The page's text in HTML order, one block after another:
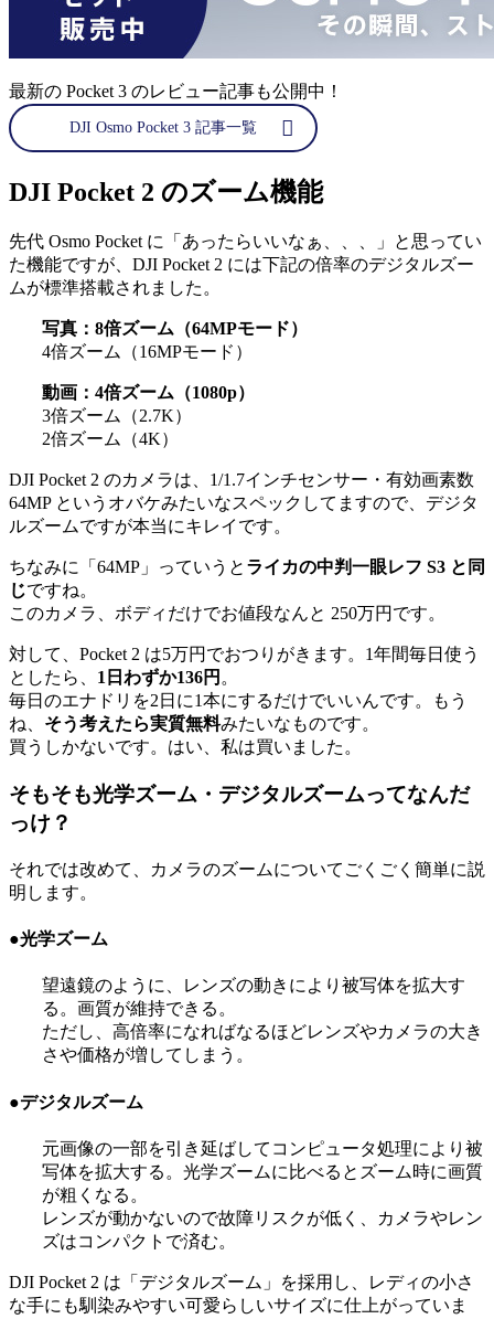
最新の Pocket 3 のレビュー記事も公開中！
DJI Osmo Pocket 3 記事一覧
DJI Pocket 2 のズーム機能
先代 Osmo Pocket に「あったらいいなぁ、、、」と思ってい
た機能ですが、DJI Pocket 2 には下記の倍率のデジタルズー
ムが標準搭載されました。
写真：8倍ズーム（64MPモード）
4倍ズーム（16MPモード）
動画：4倍ズーム（1080p）
3倍ズーム（2.7K）
2倍ズーム（4K）
DJI Pocket 2 のカメラは、1/1.7インチセンサー・有効画素数
64MP というオバケみたいなスペックしてますので、デジタ
ルズームですが本当にキレイです。
ちなみに「64MP」っていうと ライカの中判一眼レフ S3 と同
じですね。
このカメラ、ボディだけでお値段なんと 250万円です。
対して、Pocket 2 は5万円でおつりがきます。1年間毎日使う
としたら、 1日わずか136円 。
毎日のエナドリを2日に1本にするだけでいいんです。もう
ね、 そう考えたら実質無料みたいなものです。
買うしかないです。はい、私は買いました。
そもそも光学ズーム・デジタルズームってなんだ
っけ？
それでは改めて、カメラのズームについてごくごく簡単に説
明します。
●光学ズーム
望遠鏡のように、レンズの動きにより被写体を拡大す
る。画質が維持できる。
ただし、高倍率になればなるほどレンズやカメラの大き
さや価格が増してしまう。
●デジタルズーム
元画像の一部を引き延ばしてコンピュータ処理により被
写体を拡大する。光学ズームに比べるとズーム時に画質
が粗くなる。
レンズが動かないので故障リスクが低く、カメラやレン
ズはコンパクトで済む。
DJI Pocket 2 は「デジタルズーム」を採用し、レディの小さ
な手にも馴染みやすい可愛らしいサイズに仕上がっていま